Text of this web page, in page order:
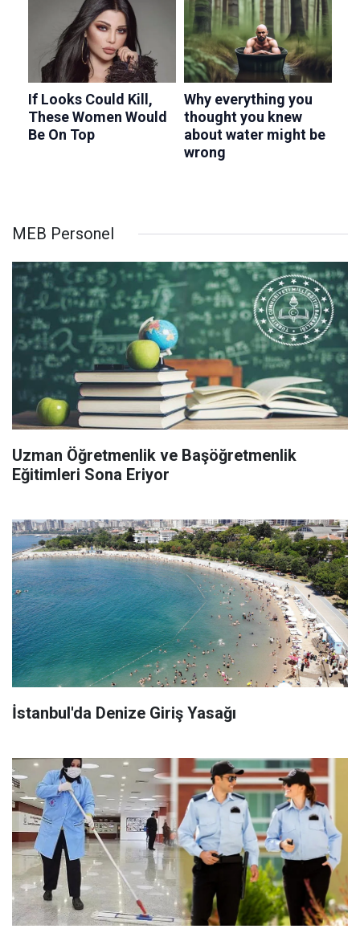
MEB Personel
Uzman Öğretmenlik ve Başöğretmenlik
Eğitimleri Sona Eriyor
İstanbul'da Denize Giriş Yasağı